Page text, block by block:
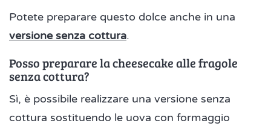
Potete preparare questo dolce anche in una
versione senza cottura.
Posso preparare la cheesecake alle fragole
senza cottura?
Sì, è possibile realizzare una versione senza
cottura sostituendo le uova con formaggio